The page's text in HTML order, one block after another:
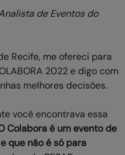
de Eventos do
Recife, me ofereci para
2022 e digo com
melhores decisões.
você encontrava essa
Colabora é um evento de
que não é só para